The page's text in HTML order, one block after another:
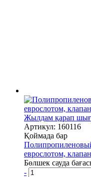
Жылдам қарап
Артикул: 160116
Қоймада бар
еврослотом,
Бөлшек сауда
-